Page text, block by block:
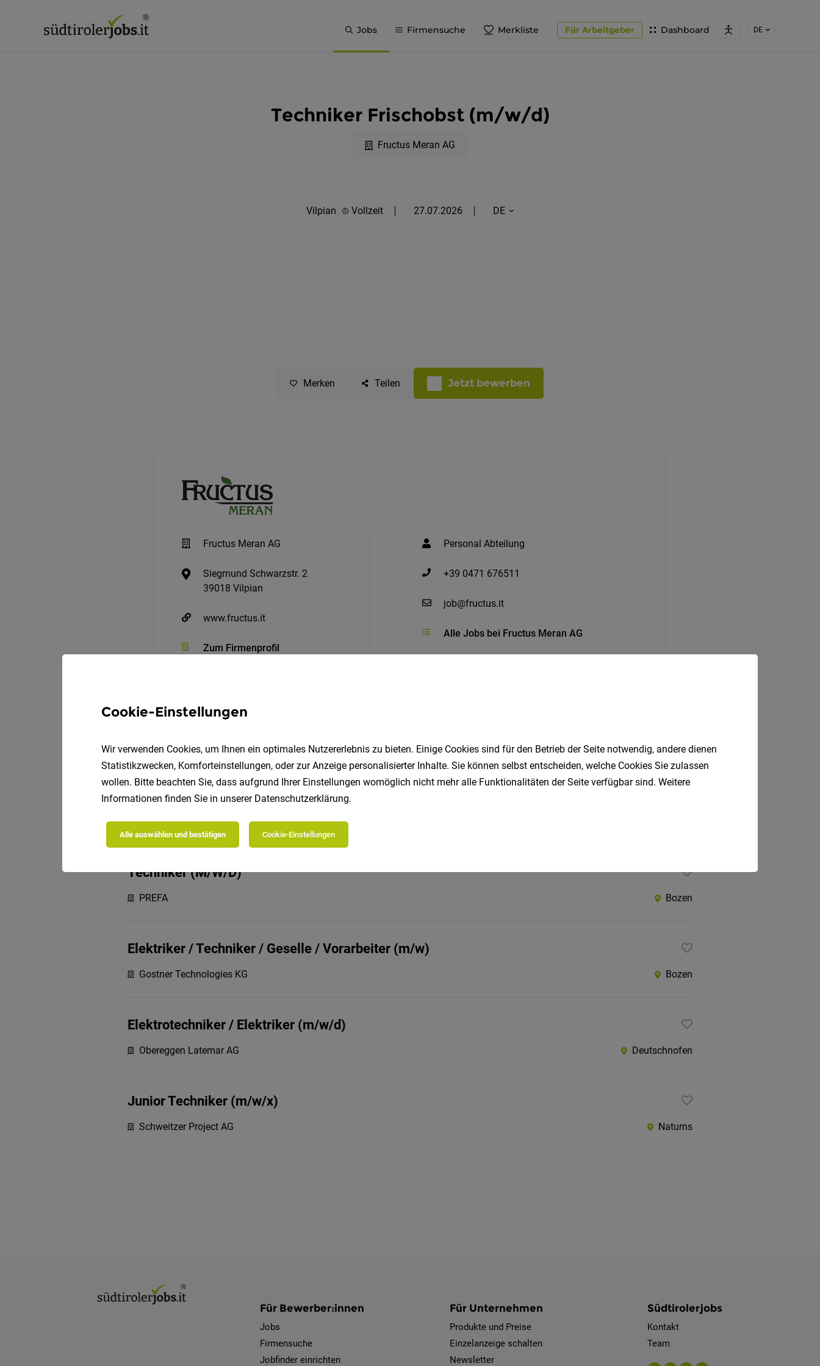
Jobs Firmensuche Merkliste Dashboard
Für Arbeitgeber DE
Techniker Frischobst (m/w/d)
Fructus Meran AG
Vilpian Vollzeit 27.07.2026 DE
Merken Teilen Jetzt bewerben
Fructus Meran AG
Siegmund Schwarzstr. 2
39018 Vilpian
www.fructus.it
Zum Firmenprofil
Personal Abteilung
+39 0471 676511
job@fructus.it
Alle Jobs bei Fructus Meran AG
Ähnliche Jobs
Elektriker / Techniker - auch als Lehrling (m/w/d)
FARKO
Techniker (M/W/D)
PREFA Bozen
Elektriker / Techniker / Geselle / Vorarbeiter (m/w)
Gostner Technologies KG Bozen
Elektrotechniker / Elektriker (m/w/d)
Obereggen Latemar AG Deutschnofen
Junior Techniker (m/w/x)
Schweitzer Project AG Naturns
Für Bewerber:innen
Jobs
Firmensuche
Jobfinder einrichten
Für Unternehmen
Produkte und Preise
Einzelanzeige schalten
Newsletter
Südtirolerjobs
Kontakt
Team
Cookie-Einstellungen
Wir verwenden Cookies, um Ihnen ein optimales Nutzererlebnis zu bieten. Einige Cookies sind für den Betrieb der Seite notwendig, andere dienen
Statistikzwecken, Komforteinstellungen, oder zur Anzeige personalisierter Inhalte. Sie können selbst entscheiden, welche Cookies Sie zulassen
wollen. Bitte beachten Sie, dass aufgrund Ihrer Einstellungen womöglich nicht mehr alle Funktionalitäten der Seite verfügbar sind. Weitere
Informationen finden Sie in unserer Datenschutzerklärung.
Alle auswählen und bestätigen Cookie-Einstellungen